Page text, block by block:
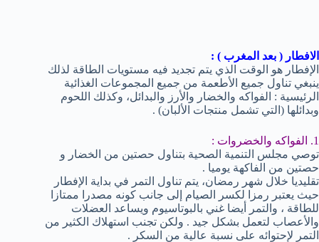
الافطار ( بعد المغرب ) :
الإفطار هو الوقت الذي يتم تجديد فيه مستويات الطاقة لذلك
ينبغي تناول جميع الأطعمة من جميع المجموعات الغذائية
الرئيسية : الفواكه والخضار والأرز والبدائل، وكذلك اللحوم
وبدائلها (التي تشمل منتجات الألبان) .
1. الفواكه والخضروات :
توصي مجلس التنمية الصحية بتناول حصتين من الخضار و
حصتين من الفاكهة يوميا .
تقليديا خلال شهر رمضان، يتم تناول التمر في بداية الإفطار
حيث يعتبر رمزا لكسر الصيام إلى جانب كونه مصدرا ممتازا
للطاقة ، والتمر أيضا غني بالبوتاسيوم ويساعد العضلات
والأعصاب لتعمل بشكل جيد . ولكن تجنب استهلاك الكثير من
التمر لإحتوائه على نسبة عالية من السكر .